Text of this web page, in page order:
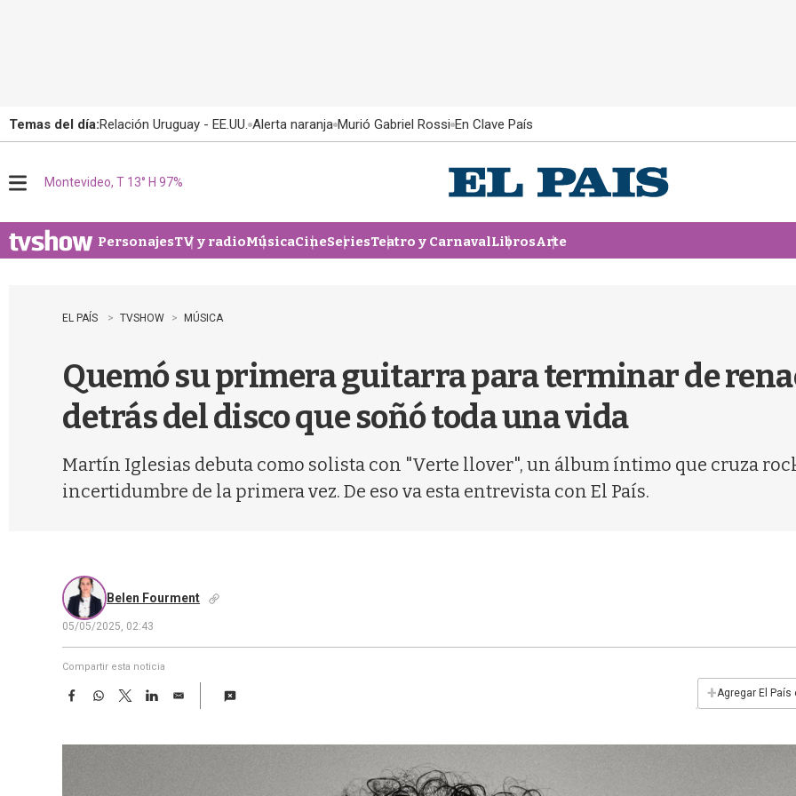
Temas del día:Relación Uruguay - EE.UU. Alerta naranja Murió Gabriel Rossi En Clave País
u
Montevideo, T 13° H 97%
PersonajesTV y radioMúsicaCineSeriesTeatro y CarnavalLibrosArte
EL PAÍS TVSHOW MÚSICA
Quemó su primera guitarra para terminar de
detrás del disco que soñó toda una vida
Martín Iglesias debuta como solista con "Verte llover", un álbum íntimo que cruza
incertidumbre de la primera vez. De eso va esta entrevista con El País.
Belen Fourment
05/05/2025, 02:43
Compartir esta noticia
F
e
W
t
T
w
t
L
k
E
i
+Agregar El País